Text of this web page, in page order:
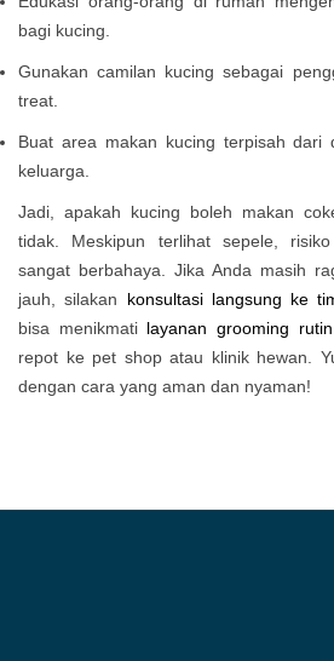
bagi kucing.
Gunakan camilan kucing sebagai
treat.
Buat area makan kucing terpisah dari
keluarga.
Jadi, apakah kucing boleh makan
tidak. Meskipun terlihat sepele,
sangat berbahaya. Jika Anda masih
jauh, silakan konsultasi langsung ke
bisa menikmati layanan grooming rutin
repot ke pet shop atau klinik hewan.
dengan cara yang aman dan nyaman!